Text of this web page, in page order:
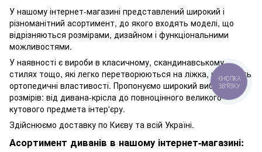
У нашому інтернет-магазині представлений широкий і
різноманітний асортимент, до якого входять моделі, що
відрізняються розмірами, дизайном і функціональними
можливостями.
У наявності є вироби в класичному, скандинавському
стилях тощо, які легко перетворюються на ліжка, що мають
ортопедичні властивості. Пропонуємо широкий вибір
розмірів: від дивана-крісла до повноцінного великого
кутового предмета інтер'єру.
Здійснюємо доставку по Києву та всій Україні.
Асортимент диванів в нашому інтернет-магазині:
КНОПКА
ЗВ'ЯЗКУ